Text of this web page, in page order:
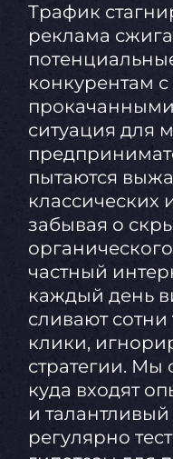
Трафик
реклама
конкурентам
ситуация для
пытаются
классических
забывая о
частный
каждый день
сливают
клики,
стратегии. Мы
куда входят
и
регулярно